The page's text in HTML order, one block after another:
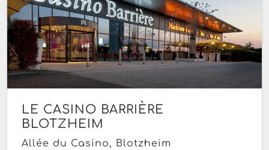
LE CASINO BARRIÈRE
BLOTZHEIM
Allée du Casino, Blotzheim